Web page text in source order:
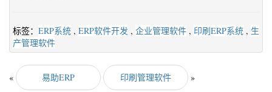
标签： ERP系统 , ERP软件开发 , 企业管理软件 , 印刷ERP系统 , 生
产管理软件
« 易助ERP 印刷管理软件 »